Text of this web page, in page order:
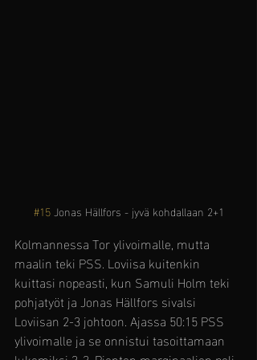
#15 Jonas Hällfors - jyvä kohdallaan 2+1
Kolmannessa Tor ylivoimalle, mutta
maalin teki PSS. Loviisa kuitenkin
kuittasi nopeasti, kun Samuli Holm teki
pohjatyöt ja Jonas Hällfors sivalsi
Loviisan 2-3 johtoon. Ajassa 50:15 PSS
ylivoimalle ja se onnistui tasoittamaan